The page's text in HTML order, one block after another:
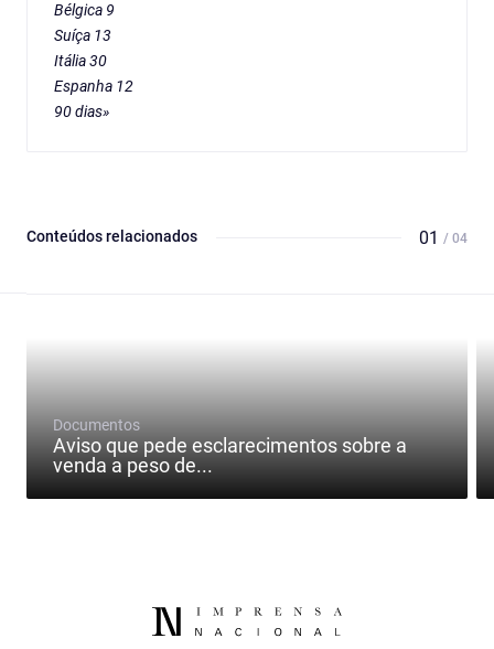
Bélgica 9
Suíça 13
Itália 30
Espanha 12
90 dias»
Conteúdos relacionados 01 / 04
Documentos
Aviso que pede esclarecimentos sobre a
venda a peso de...